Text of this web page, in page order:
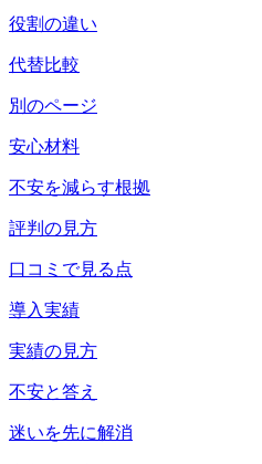
役割の違い
代替比較
別のページ
安心材料
不安を減らす根拠
評判の見方
口コミで見る点
導入実績
実績の見方
不安と答え
迷いを先に解消